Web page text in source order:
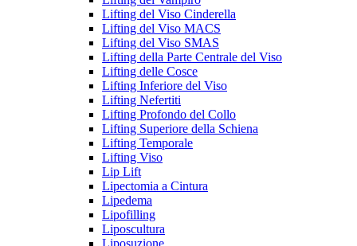
Lifting del Viso Cinderella
Lifting del Viso MACS
Lifting del Viso SMAS
Lifting della Parte Centrale del Viso
Lifting delle Cosce
Lifting Inferiore del Viso
Lifting Nefertiti
Lifting Profondo del Collo
Lifting Superiore della Schiena
Lifting Temporale
Lifting Viso
Lip Lift
Lipectomia a Cintura
Lipedema
Lipofilling
Liposcultura
Liposuzione